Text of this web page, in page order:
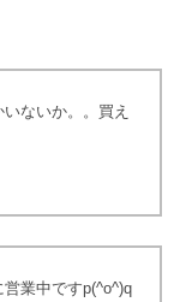
ないか。。買え
業中ですp(^o^)q